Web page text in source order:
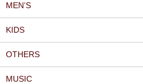
MEN’S
KIDS
OTHERS
MUSIC